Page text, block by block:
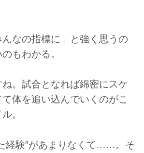
なの指標に」と強く思うの
もわかる。
。試合となれば綿密にスケ
体を追い込んでいくのがこ
。
経験”があまりなくて……。そ